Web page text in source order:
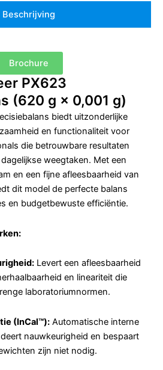
Beschrijving
Brochure
PX623
(620 g × 0,001 g)
biedt uitzonderlijke
en functionaliteit voor
die betrouwbare resultaten
weegtaken. Met een
en een fijne afleesbaarheid van
dit model de perfecte balans
en budgetbewuste efficiëntie.
Levert een afleesbaarheid
en lineariteit die
laboratoriumnormen.
(InCal™):Automatische interne
nauwkeurigheid en bespaart
zijn niet nodig.